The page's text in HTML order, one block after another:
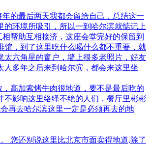
的最后两天我都会留给自己，总结这一
环境所吸引，所以一到哈尔滨就惦记上
帮助互相接济，这座会堂完好的保留到
，到了这里吃什么喝什么都不重要，就
六角星的窗户，墙上很多老照片，好友
多年之后来到哈尔滨，都会来这里坐
高加索烤牛肉很地道，要不是最后吃的
影响这里络绎不绝的人们，餐厅里彬彬
再去哈尔滨这里一定是必须再去的地
您还别说这里比北京市面卖得地道,除了